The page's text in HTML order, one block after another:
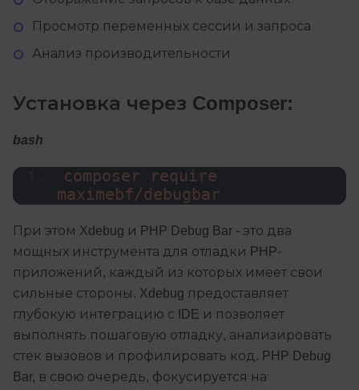
Просмотр переменных сессии и запроса
Анализ производительности
Установка через Composer:
bash
composer require
maximebf/debugbar
При этом Xdebug и PHP Debug Bar - это два
мощных инструмента для отладки PHP-
приложений, каждый из которых имеет свои
сильные стороны. Xdebug предоставляет
глубокую интеграцию с IDE и позволяет
выполнять пошаговую отладку, анализировать
стек вызовов и профилировать код. PHP Debug
Bar, в свою очередь, фокусируется на